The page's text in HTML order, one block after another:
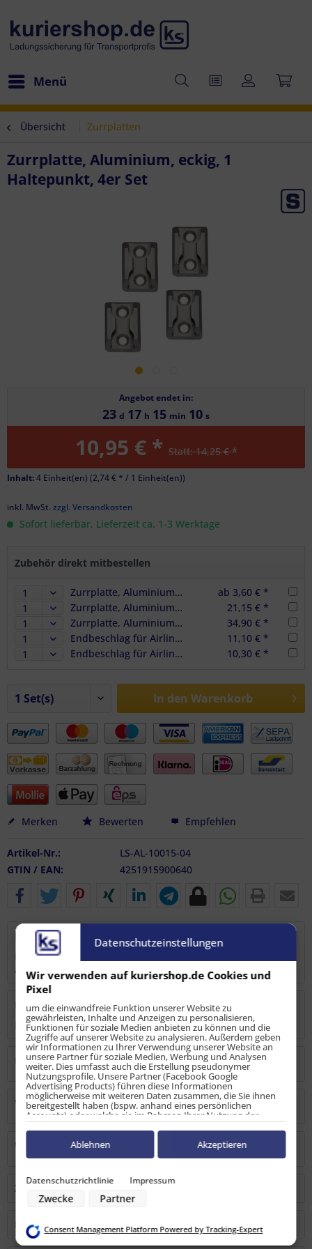
Menü
Übersicht Zurrplatten
Zurrplatte, Aluminium, eckig, 1
Haltepunkt, 4er Set
Angebot endet in:
23 d 17 h 15 min 10 s
10,95 € *Statt: 14,25 € *
Inhalt:4 Einheit(en) (2,74 € * / 1 Einheit(en))
inkl. MwSt. zzgl. Versandkosten
Sofort lieferbar, Lieferzeit ca. 1-3 Werktage
Zubehör direkt mitbestellen
Zurrplatte, Aluminium, eckig, 1 Haltepunkt
ab 3,60 € *
Zurrplatte, Aluminium, eckig, 1 Haltepunkt, 6er Set
21,15 € *
Zurrplatte, Aluminium, eckig, 1 Haltepunkt, 10er Set
34,90 € *
Endbeschlag für Airlineschienen, Halterung blau, LC 500 daN, 4er Set
11,10 € *
Endbeschlag für Airlineschienen, Halterung grau, LC 450 daN, 4er Set
10,30 € *
In den Warenkorb
Merken Bewerten Empfehlen
Artikel-Nr.:
LS-AL-10015-04
GTIN / EAN:
4251915900640
Beschreibung
Hier im 4er Set! Unsere kleine Zurrplatte im
Airlineschienenprofil Vierkant ist...
mehr
Bewertungen
0
Bewertungen lesen, schreiben und diskutieren...mehr
Hersteller
Verantwortliche Person
Warn-/Sicherheitshinweise
Zubehör 5
Kunden kauften auch
Datenschutzeinstellungen
Wir verwenden auf kuriershop.de Cookies und
Pixel
um die einwandfreie Funktion unserer Website zu
gewährleisten, Inhalte und Anzeigen zu personalisieren,
Funktionen für soziale Medien anbieten zu können und die
Zugriffe auf unserer Website zu analysieren. Außerdem geben
wir Informationen zu Ihrer Verwendung unserer Website an
unsere Partner für soziale Medien, Werbung und Analysen
weiter. Dies umfasst auch die Erstellung pseudonymer
Nutzungsprofile. Unsere Partner (Facebook Google
Advertising Products) führen diese Informationen
möglicherweise mit weiteren Daten zusammen, die Sie ihnen
bereitgestellt haben (bspw. anhand eines persönlichen
Accounts) oder welche sie im Rahmen Ihrer Nutzung der
Dienste gesammelt haben (bspw. Nutzungsdaten anderer
Geräte). Ihre Einwilligung zur Nutzung von Cookies und Pixeln
können Sie jederzeit widerrufen, indem Sie auf den
Datenschutz-Button links unten klicken und dort die
Zwecke der Datenverarbeitung durch unsere Partner:
Speichern von oder Zugriff auf Informationen auf einem Endgerät
Verwendung von Profilen zur Auswahl personalisierter Werbung
Datenschutzrichtlinie Impressum
Zwecke Partner
Ablehnen Akzeptieren
Consent Management Platform Powered by Tracking-Expert